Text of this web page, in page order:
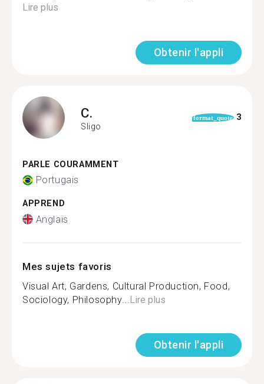
Lire plus
Obtenir l'appli
C.
Sligo
format_quote 3
PARLE COURAMMENT
Portugais
APPREND
Anglais
Mes sujets favoris
Visual Art, Gardens, Cultural Production, Food,
Sociology, Philosophy... Lire plus
Obtenir l'appli